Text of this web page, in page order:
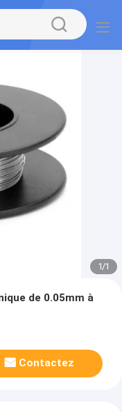
1/1
de 0.05mm à
Contactez